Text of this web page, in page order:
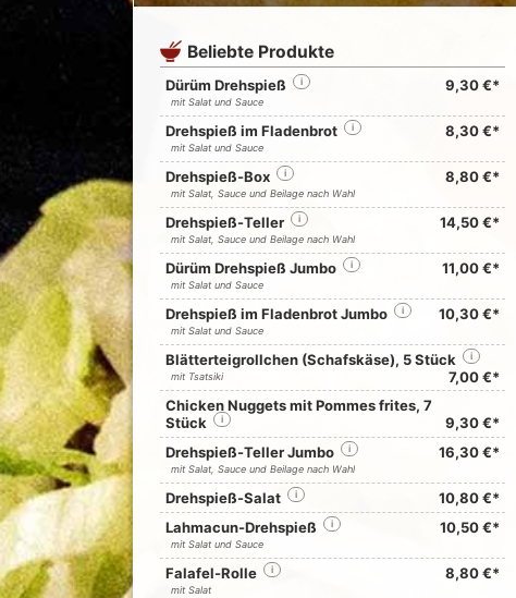
Beliebte Produkte
Dürüm Drehspieß i 9,30 €*
mit Salat und Sauce
Drehspieß im Fladenbrot i 8,30 €*
mit Salat und Sauce
Drehspieß-Box i 8,80 €*
mit Salat, Sauce und Beilage nach Wahl
Drehspieß-Teller i 14,50 €*
mit Salat, Sauce und Beilage nach Wahl
Dürüm Drehspieß Jumbo i 11,00 €*
mit Salat und Sauce
Drehspieß im Fladenbrot Jumbo i 10,30 €*
mit Salat und Sauce
Blätterteigrollchen (Schafskäse), 5 Stück i
7,00 €*
mit Tsatsiki
Chicken Nuggets mit Pommes frites, 7
Stück
i
9,30 €*
Drehspieß-Teller Jumbo
i 16,30 €*
mit Salat, Sauce und Beilage nach Wahl
Drehspieß-Salat i
10,80 €*
Lahmacun-Drehspieß
i 10,50 €*
mit Salat und Sauce
Falafel-Rolle i 8,80 €*
mit Salat